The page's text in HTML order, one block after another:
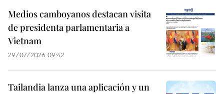
Medios camboyanos destacan visita
de presidenta parlamentaria a
Vietnam
29/07/2026 09:42
Tailandia lanza una aplicación y un